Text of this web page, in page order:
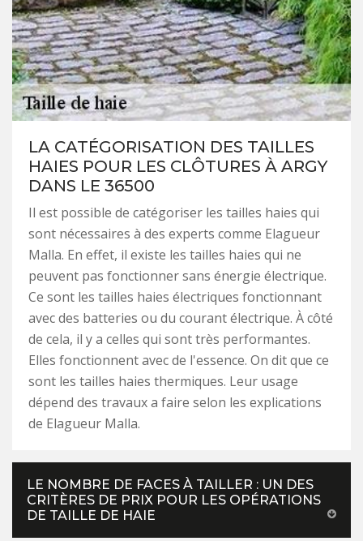
LA CATÉGORISATION DES TAILLES
HAIES POUR LES CLÔTURES À ARGY
DANS LE 36500
Il est possible de catégoriser les tailles haies qui
sont nécessaires à des experts comme Elagueur
Malla. En effet, il existe les tailles haies qui ne
peuvent pas fonctionner sans énergie électrique.
Ce sont les tailles haies électriques fonctionnant
avec des batteries ou du courant électrique. À côté
de cela, il y a celles qui sont très performantes.
Elles fonctionnent avec de l'essence. On dit que ce
sont les tailles haies thermiques. Leur usage
dépend des travaux a faire selon les explications
de Elagueur Malla.
LE NOMBRE DE FACES À TAILLER : UN DES
CRITÈRES DE PRIX POUR LES OPÉRATIONS
DE TAILLE DE HAIE